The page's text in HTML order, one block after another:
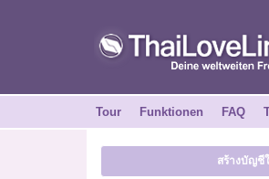
Tour Funktionen FAQ
สร้างบัญชี